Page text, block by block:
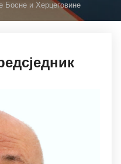
Босне и Херцеговине
27.11.2019